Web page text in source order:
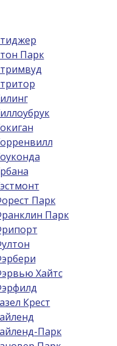
Парк
Парк
Парк
Хайтс
Крест
Парк